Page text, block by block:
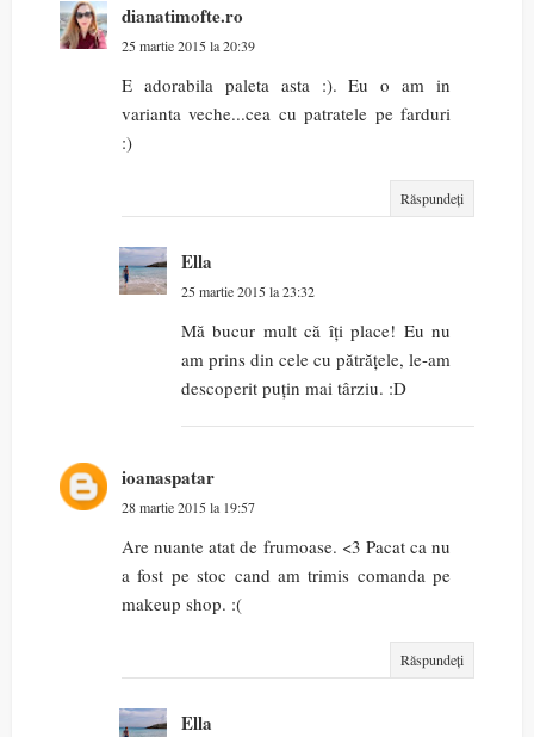
dianatimofte.ro
25 martie 2015 la 20:39
E adorabila paleta asta :). Eu o am in
varianta veche...cea cu patratele pe farduri
:)
Răspundeți
Ella
25 martie 2015 la 23:32
Mă bucur mult că îți place! Eu nu
am prins din cele cu pătrățele, le-am
descoperit puțin mai târziu. :D
ioanaspatar
28 martie 2015 la 19:57
Are nuante atat de frumoase. <3 Pacat ca nu
a fost pe stoc cand am trimis comanda pe
makeup shop. :(
Răspundeți
Ella